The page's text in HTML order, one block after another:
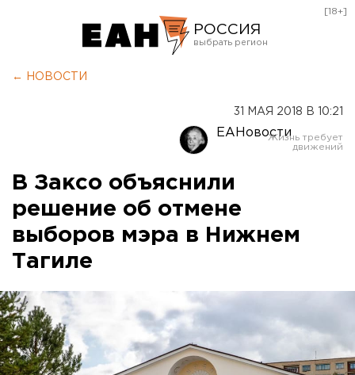
РОССИЯ
Оренбург
[18+]
← НОВОСТИ
31 МАЯ 2018 В 10:21
ЕАНовости
В Заксо объяснили
решение об отмене
выборов мэра в Нижнем
Тагиле